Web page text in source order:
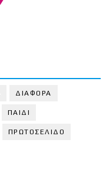
ΔΙΑΦΟΡΑ
ΠΑΙΔΙ
ΠΡΩΤΟΣΕΛΙΔΟ